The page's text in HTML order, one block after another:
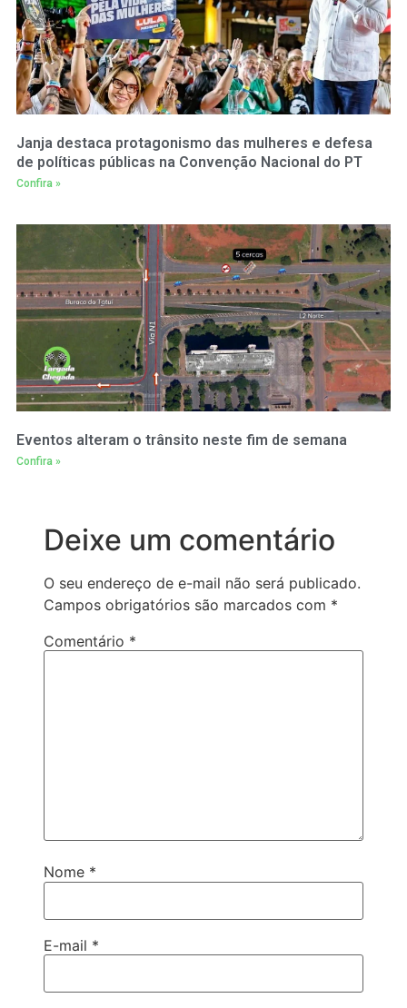
Janja destaca protagonismo das mulheres e defesa
de políticas públicas na Convenção Nacional do PT
Confira »
Eventos alteram o trânsito neste fim de semana
Confira »
Deixe um comentário
O seu endereço de e-mail não será publicado.
Campos obrigatórios são marcados com *
Comentário *
Nome *
E-mail *